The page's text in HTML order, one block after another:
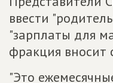
ввести
"зарплаты для
фракция вносит
"Это